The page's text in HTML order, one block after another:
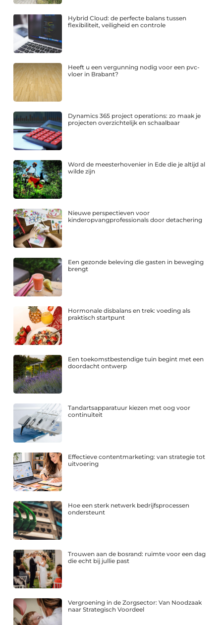
Hybrid Cloud: de perfecte balans tussen
flexibiliteit, veiligheid en controle
Heeft u een vergunning nodig voor een pvc-
vloer in Brabant?
Dynamics 365 project operations: zo maak je
projecten overzichtelijk en schaalbaar
Word de meesterhovenier in Ede die je altijd al
wilde zijn
Nieuwe perspectieven voor
kinderopvangprofessionals door detachering
Een gezonde beleving die gasten in beweging
brengt
Hormonale disbalans en trek: voeding als
praktisch startpunt
Een toekomstbestendige tuin begint met een
doordacht ontwerp
Tandartsapparatuur kiezen met oog voor
continuïteit
Effectieve contentmarketing: van strategie tot
uitvoering
Hoe een sterk netwerk bedrijfsprocessen
ondersteunt
Trouwen aan de bosrand: ruimte voor een dag
die echt bij jullie past
Vergroening in de Zorgsector: Van Noodzaak
naar Strategisch Voordeel